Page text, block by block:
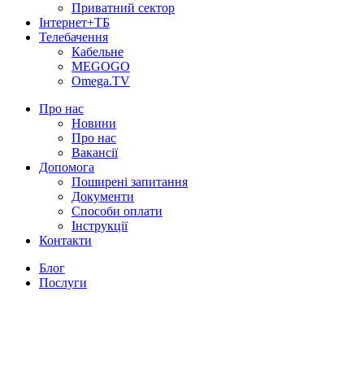
Приватний сектор
Інтернет+ТБ
Телебачення
Кабельне
MEGOGO
Omega.TV
Про нас
Новини
Про нас
Вакансії
Допомога
Поширені запитання
Документи
Способи оплати
Інструкції
Контакти
Блог
Послуги